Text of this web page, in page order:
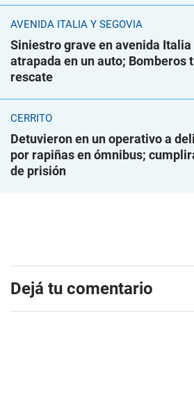
AVENIDA ITALIA Y SEGOVIA
Siniestro grave en avenida Italia
atrapada en un auto; Bomberos
rescate
CERRITO
Detuvieron en un operativo a
por rapiñas en ómnibus;
de prisión
Dejá tu comentario